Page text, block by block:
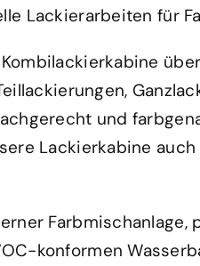
Lackierarbeiten für
und
Lackierkabine
Farbmischanlage,
konformen